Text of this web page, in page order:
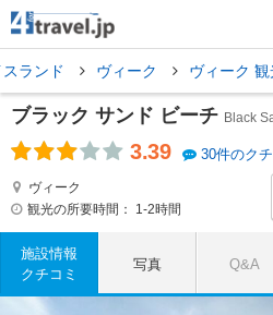
ランド ヴィーク ヴィーク 観
ブラック サンド ビーチ Black
3.39 30件のクチ
ヴィーク
観光の所要時間：
1-2時間
施設情報
クチコミ
写真 Q&A